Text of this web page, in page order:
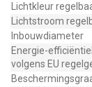
Lichtkleur
Lichtstroom
Inbouwdiameter
Energie-
volgens EU